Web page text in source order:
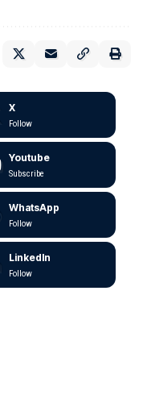
X
Follow
Youtube
Subscribe
WhatsApp
Follow
LinkedIn
Follow